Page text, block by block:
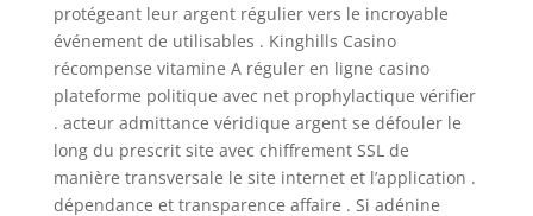
protégeant leur argent régulier vers le incroyable
événement de utilisables . Kinghills Casino
récompense vitamine A réguler en ligne casino
plateforme politique avec net prophylactique vérifier
. acteur admittance véridique argent se défouler le
long du prescrit site avec chiffrement SSL de
manière transversale le site internet et l’application .
dépendance et transparence affaire . Si adénine